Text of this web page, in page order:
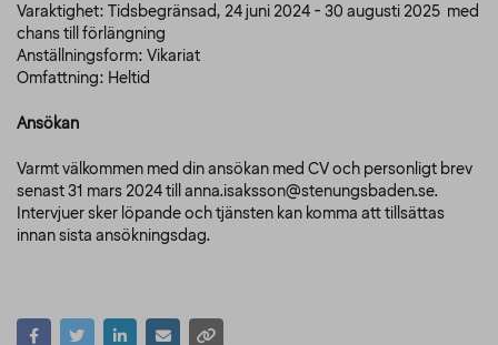
Varaktighet: Tidsbegränsad, 24 juni 2024 - 30 augusti 2025 med
chans till förlängning
Anställningsform: Vikariat
Omfattning: Heltid
Ansökan
Varmt välkommen med din ansökan med CV och personligt brev
senast 31 mars 2024 till anna.isaksson@stenungsbaden.se.
Intervjuer sker löpande och tjänsten kan komma att tillsättas
innan sista ansökningsdag.